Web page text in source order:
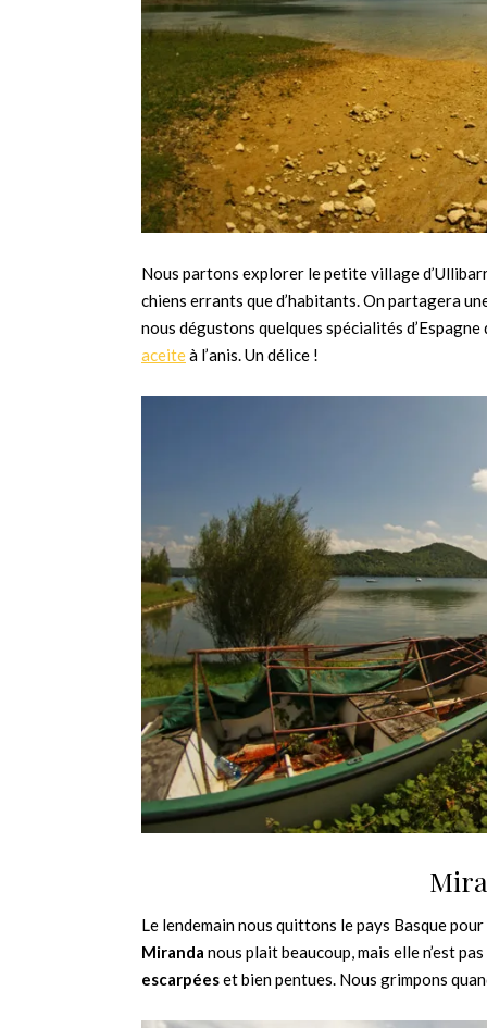
Nous partons explorer le petite village
chiens errants que d’habitants. On partagera
nous dégustons quelques spécialités
aceiteà l’anis. Un délice !
Le lendemain nous quittons le pays Basque
Miranda nous plait beaucoup, mais elle n’est
escarpéeset bien pentues. Nous grimpons